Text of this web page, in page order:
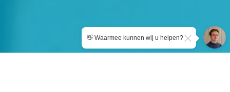
👋 Waarmee kunnen wij u helpen?